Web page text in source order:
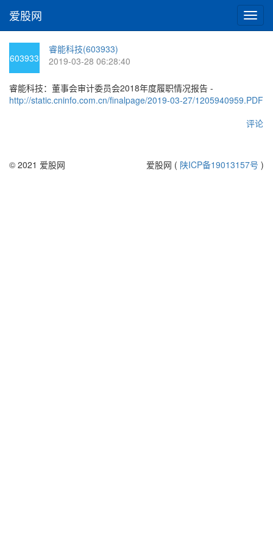
切
换
爱股网
603933
睿能科技(603933)
2019-03-28 06:28:40
睿能科技：董事会审计委员会2018年度履职情况报告 -
http://static.cninfo.com.cn/finalpage/2019-03-27/1205940959.PDF
评论
© 2021 爱股网 爱股网 ( 陕ICP备19013157号 )